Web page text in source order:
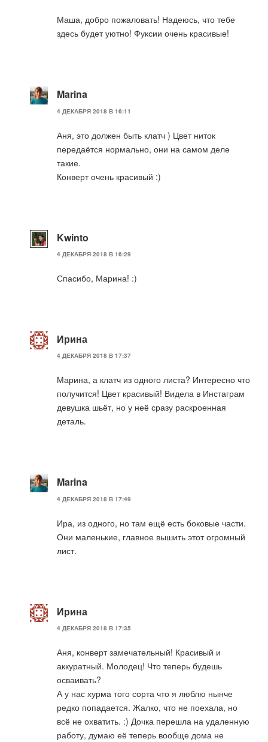
Маша, добро пожаловать! Надеюсь, что тебе
здесь будет уютно! Фуксии очень красивые!
Marina
4 ДЕКАБРЯ 2018 В 16:11
Аня, это должен быть клатч ) Цвет ниток
передаётся нормально, они на самом деле
такие.
Конверт очень красивый :)
Kwinto
4 ДЕКАБРЯ 2018 В 16:29
Спасибо, Марина! :)
Ирина
4 ДЕКАБРЯ 2018 В 17:37
Марина, а клатч из одного листа? Интересно что
получится! Цвет красивый! Видела в Инстаграм
девушка шьёт, но у неё сразу раскроенная
деталь.
Marina
4 ДЕКАБРЯ 2018 В 17:49
Ира, из одного, но там ещё есть боковые части.
Они маленькие, главное вышить этот огромный
лист.
Ирина
4 ДЕКАБРЯ 2018 В 17:35
Аня, конверт замечательный! Красивый и
аккуратный. Молодец! Что теперь будешь
осваивать?
А у нас хурма того сорта что я люблю нынче
редко попадается. Жалко, что не поехала, но
всё не охватить. :) Дочка перешла на удаленную
работу, думаю её теперь вообще дома не